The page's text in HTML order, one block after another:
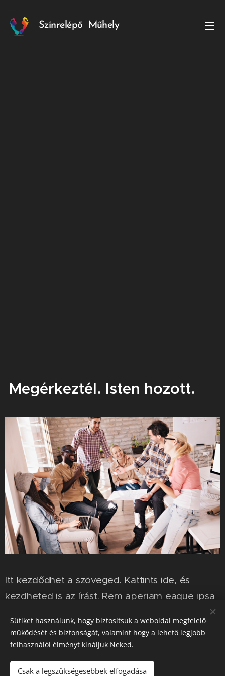
Színrelépő Műhely
Megérkeztél. Isten hozott.
Itt kezdődhet a szöveged. Kattints ide, és
kezdheted is az írást. Rem aperiam eaque ipsa
architecto beatae vitae dicta sunt explicabo
nemo enim ipsam voluptatem quia voluptas sit
aspernatur aut odit aut fugit sed.
Sütiket használunk, hogy biztosítsuk a weboldal megfelelő
működését és biztonságát, valamint hogy a lehető legjobb
felhasználói élményt kínáljuk Neked.
Csak a legszükségesebbek elfogadása